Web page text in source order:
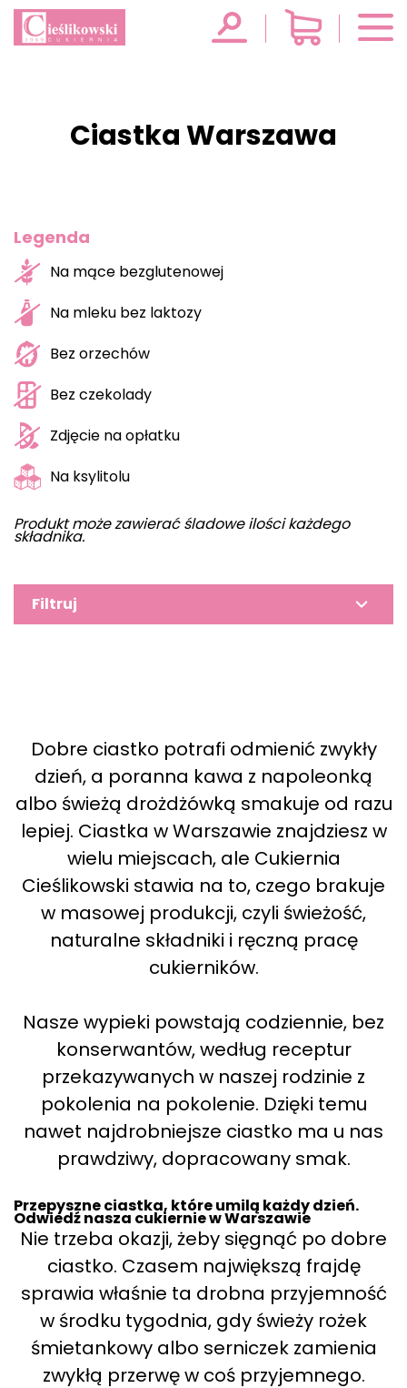
Ciastka Warszawa
Legenda
Na mące bezglutenowej
Na mleku bez laktozy
Bez orzechów
Bez czekolady
Zdjęcie na opłatku
Na ksylitolu
Produkt może zawierać śladowe ilości każdego
składnika.
Filtruj
Dobre ciastko potrafi odmienić zwykły
dzień, a poranna kawa z napoleonką
albo świeżą drożdżówką smakuje od razu
lepiej. Ciastka w Warszawie znajdziesz w
wielu miejscach, ale Cukiernia
Cieślikowski stawia na to, czego brakuje
w masowej produkcji, czyli świeżość,
naturalne składniki i ręczną pracę
cukierników.
Nasze wypieki powstają codziennie, bez
konserwantów, według receptur
przekazywanych w naszej rodzinie z
pokolenia na pokolenie. Dzięki temu
nawet najdrobniejsze ciastko ma u nas
prawdziwy, dopracowany smak.
Przepyszne ciastka, które umilą każdy dzień.
Odwiedź nasza cukiernie w Warszawie
Nie trzeba okazji, żeby sięgnąć po dobre
ciastko. Czasem największą frajdę
sprawia właśnie ta drobna przyjemność
w środku tygodnia, gdy świeży rożek
śmietankowy albo serniczek zamienia
zwykłą przerwę w coś przyjemnego.